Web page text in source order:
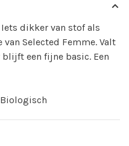
dikker van stof als
Selected Femme. Valt
een fijne basic. Een